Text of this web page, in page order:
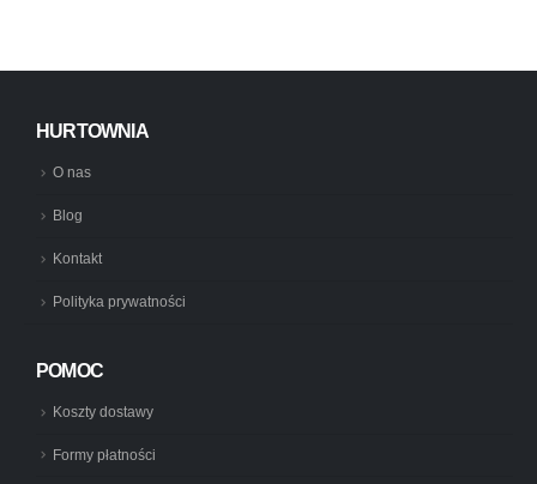
HURTOWNIA
O nas
Blog
Kontakt
Polityka prywatności
POMOC
Koszty dostawy
Formy płatności